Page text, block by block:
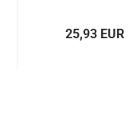
25,93 EUR